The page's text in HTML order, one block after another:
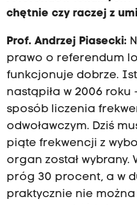
chętnie czy raczej z
Prof. Andrzej Piasecki:
prawo o referendum
funkcjonuje dobrze.
nastąpiła w 2006
sposób liczenia
odwoławczym. Dziś
piąte frekwencji z
organ został wybrany.
próg 30 procent, a w
praktycznie nie można